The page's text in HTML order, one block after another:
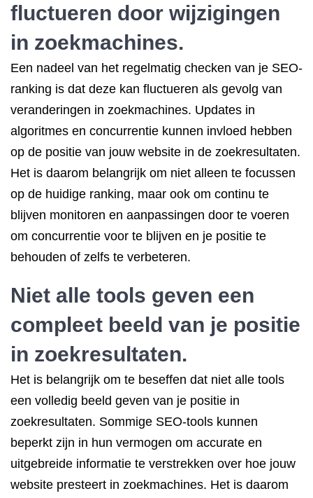
fluctueren door wijzigingen
in zoekmachines.
Een nadeel van het regelmatig checken van je SEO-
ranking is dat deze kan fluctueren als gevolg van
veranderingen in zoekmachines. Updates in
algoritmes en concurrentie kunnen invloed hebben
op de positie van jouw website in de zoekresultaten.
Het is daarom belangrijk om niet alleen te focussen
op de huidige ranking, maar ook om continu te
blijven monitoren en aanpassingen door te voeren
om concurrentie voor te blijven en je positie te
behouden of zelfs te verbeteren.
Niet alle tools geven een
compleet beeld van je positie
in zoekresultaten.
Het is belangrijk om te beseffen dat niet alle tools
een volledig beeld geven van je positie in
zoekresultaten. Sommige SEO-tools kunnen
beperkt zijn in hun vermogen om accurate en
uitgebreide informatie te verstrekken over hoe jouw
website presteert in zoekmachines. Het is daarom